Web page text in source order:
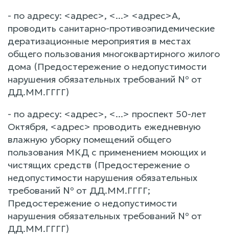
- по адресу: <адрес>, <...> <адрес>А,
проводить санитарно-противоэпидемические
дератизационные мероприятия в местах
общего пользования многоквартирного жилого
дома (Предостережение о недопустимости
нарушения обязательных требований № от
ДД.ММ.ГГГГ)
- по адресу: <адрес>, <...> проспект 50-лет
Октября, <адрес> проводить ежедневную
влажную уборку помещений общего
пользования МКД с применением моющих и
чистящих средств (Предостережение о
недопустимости нарушения обязательных
требований № от ДД.ММ.ГГГГ;
Предостережение о недопустимости
нарушения обязательных требований № от
ДД.ММ.ГГГГ)